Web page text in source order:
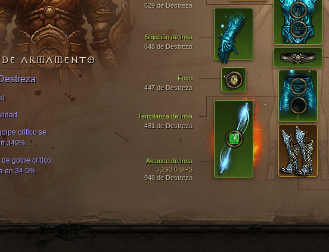
629 de Destreza
Sujeción de Inna
648 de Destreza
Templanza de Inna
481 de Destreza
Alcance de Inna
3,293.0 DPS
948 de Destreza
Foco
447 de Destreza
DE ARMAMENTO
crítico se
349%
golpe crítico
en 34.5%.